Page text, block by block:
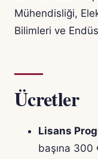
Mühendisliği,
Bilimleri ve
Ücretler
Lisans
başına 300